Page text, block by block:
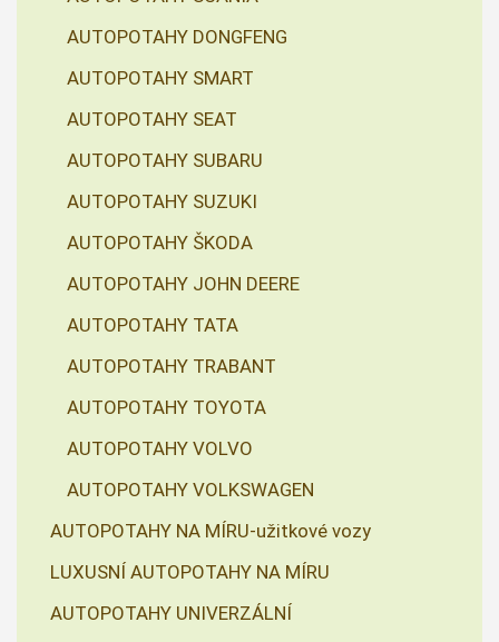
AUTOPOTAHY DONGFENG
AUTOPOTAHY SMART
AUTOPOTAHY SEAT
AUTOPOTAHY SUBARU
AUTOPOTAHY SUZUKI
AUTOPOTAHY ŠKODA
AUTOPOTAHY JOHN DEERE
AUTOPOTAHY TATA
AUTOPOTAHY TRABANT
AUTOPOTAHY TOYOTA
AUTOPOTAHY VOLVO
AUTOPOTAHY VOLKSWAGEN
AUTOPOTAHY NA MÍRU-užitkové vozy
LUXUSNÍ AUTOPOTAHY NA MÍRU
AUTOPOTAHY UNIVERZÁLNÍ